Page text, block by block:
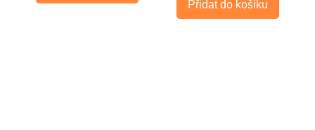
Přidat do košíku